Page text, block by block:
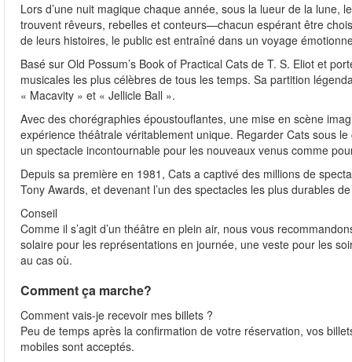
Lors d’une nuit magique chaque année, sous la lueur de la lune,
trouvent rêveurs, rebelles et conteurs—chacun espérant être
de leurs histoires, le public est entraîné dans un voyage
Basé sur Old Possum’s Book of Practical Cats de T. S. Eliot et
musicales les plus célèbres de tous les temps. Sa partition
« Macavity » et « Jellicle Ball ».
Avec des chorégraphies époustouflantes, une mise en scène
expérience théâtrale véritablement unique. Regarder Cats sous
un spectacle incontournable pour les nouveaux venus comme
Depuis sa première en 1981, Cats a captivé des millions de
Tony Awards, et devenant l’un des spectacles les plus durables
Conseil
Comme il s’agit d’un théâtre en plein air, nous vous
solaire pour les représentations en journée, une veste pour les
au cas où.
Comment ça marche?
Comment vais-je recevoir mes billets ?
Peu de temps après la confirmation de votre réservation, vos
mobiles sont acceptés.